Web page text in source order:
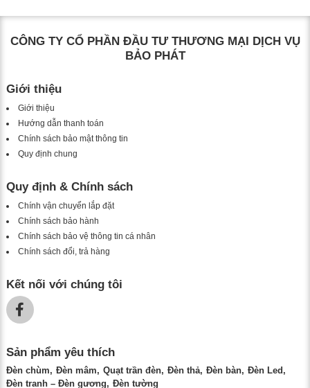
CÔNG TY CỔ PHẦN ĐẦU TƯ THƯƠNG MẠI DỊCH VỤ
BẢO PHÁT
Giới thiệu
Giới thiệu
Hướng dẫn thanh toán
Chính sách bảo mật thông tin
Quy định chung
Quy định & Chính sách
Chính vận chuyển lắp đặt
Chính sách bảo hành
Chính sách bảo vệ thông tin cá nhân
Chính sách đổi, trả hàng
Kết nối với chúng tôi
Sản phẩm yêu thích
Đèn chùm Đèn mâm Quạt trần đèn Đèn thả Đèn bàn
Đèn Led
Đèn tranh – Đèn gương
Đèn tường